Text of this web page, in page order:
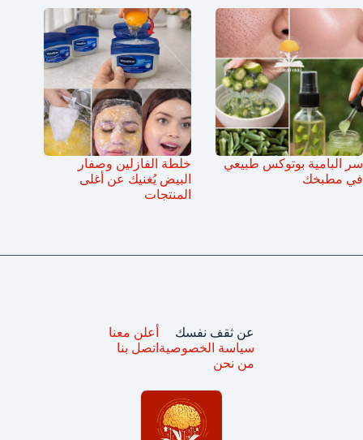
سر البامية بوتوكس طبيعي
في مطبخك
خلطة الفازلين وصفار
البيض يُغنيك عن أغلى
المنتجات
عن ثقف نفسك
سياسة الخصوصية
من نحن
أعلن معنا
اتصل بنا